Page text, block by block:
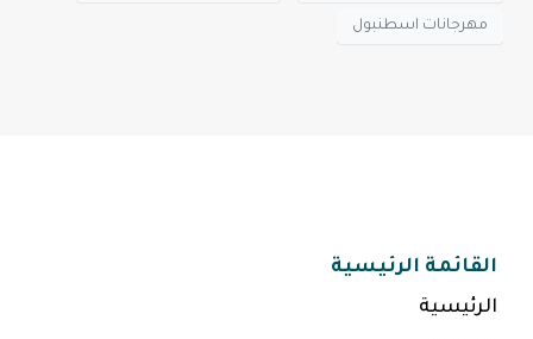
مهرجانات اسطنبول
القائمة الرئيسية
الرئيسية